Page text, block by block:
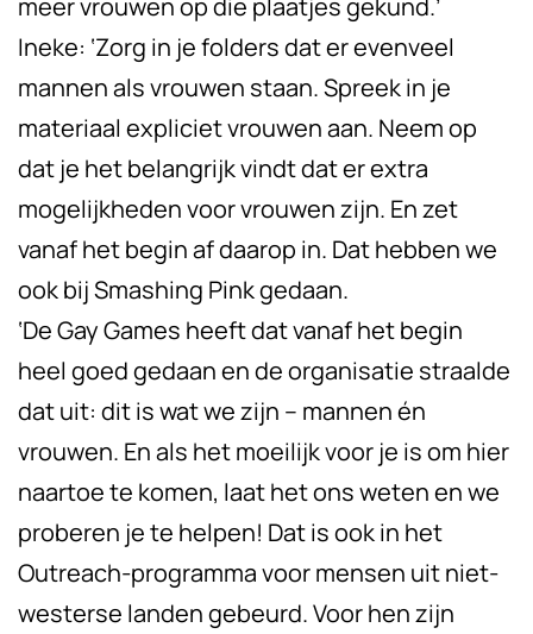
Ineke: ‘Zorg in je folders dat er evenveel
mannen als vrouwen staan. Spreek in je
materiaal expliciet vrouwen aan. Neem op
dat je het belangrijk vindt dat er extra
mogelijkheden voor vrouwen zijn. En zet
vanaf het begin af daarop in. Dat hebben we
ook bij Smashing Pink gedaan.
‘De Gay Games heeft dat vanaf het begin
heel goed gedaan en de organisatie straalde
dat uit: dit is wat we zijn – mannen én
vrouwen. En als het moeilijk voor je is om hier
naartoe te komen, laat het ons weten en we
proberen je te helpen! Dat is ook in het
Outreach-programma voor mensen uit niet-
westerse landen gebeurd. Voor hen zijn